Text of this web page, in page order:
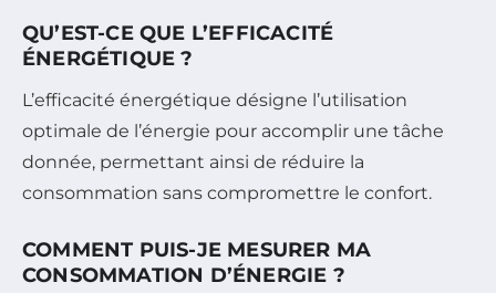
QU’EST-CE QUE L’EFFICACITÉ
ÉNERGÉTIQUE ?
L’efficacité énergétique désigne l’utilisation
optimale de l’énergie pour accomplir une tâche
donnée, permettant ainsi de réduire la
consommation sans compromettre le confort.
COMMENT PUIS-JE MESURER MA
CONSOMMATION D’ÉNERGIE ?